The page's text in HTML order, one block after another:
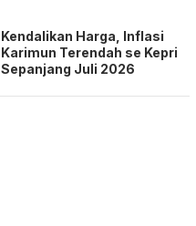
Kendalikan Harga, Inflasi
Karimun Terendah se Kepri
Sepanjang Juli 2026